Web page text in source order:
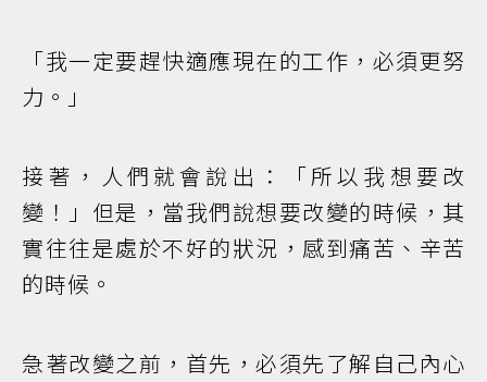
「我一定要趕快適應現在的工作，必須更努
力。」
接著，人們就會說出：「所以我想要改
變！」但是，當我們說想要改變的時候，其
實往往是處於不好的狀況，感到痛苦、辛苦
的時候。
急著改變之前，首先，必須先了解自己內心